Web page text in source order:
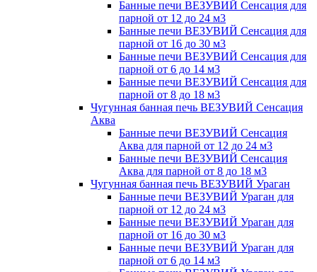
Банные печи ВЕЗУВИЙ Сенсация для
парной от 12 до 24 м3
Банные печи ВЕЗУВИЙ Сенсация для
парной от 16 до 30 м3
Банные печи ВЕЗУВИЙ Сенсация для
парной от 6 до 14 м3
Банные печи ВЕЗУВИЙ Сенсация для
парной от 8 до 18 м3
Чугунная банная печь ВЕЗУВИЙ Сенсация
Аква
Банные печи ВЕЗУВИЙ Сенсация
Аква для парной от 12 до 24 м3
Банные печи ВЕЗУВИЙ Сенсация
Аква для парной от 8 до 18 м3
Чугунная банная печь ВЕЗУВИЙ Ураган
Банные печи ВЕЗУВИЙ Ураган для
парной от 12 до 24 м3
Банные печи ВЕЗУВИЙ Ураган для
парной от 16 до 30 м3
Банные печи ВЕЗУВИЙ Ураган для
парной от 6 до 14 м3